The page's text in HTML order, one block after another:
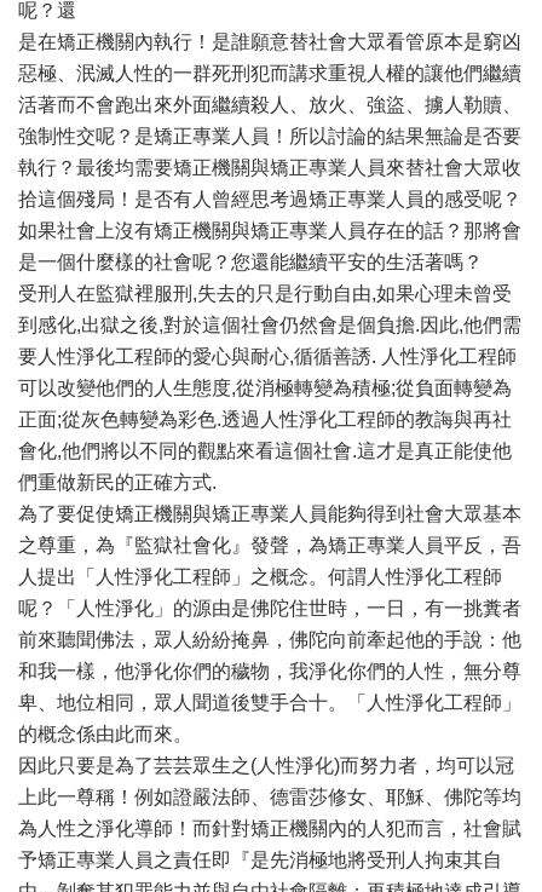
呢？還
是在矯正機關內執行！是誰願意替社會大眾看管原本是窮凶
惡極、泯滅人性的一群死刑犯而講求重視人權的讓他們繼續
活著而不會跑出來外面繼續殺人、放火、強盜、擄人勒贖、
強制性交呢？是矯正專業人員！所以討論的結果無論是否要
執行？最後均需要矯正機關與矯正專業人員來替社會大眾收
拾這個殘局！是否有人曾經思考過矯正專業人員的感受呢？
如果社會上沒有矯正機關與矯正專業人員存在的話？那將會
是一個什麼樣的社會呢？您還能繼續平安的生活著嗎？
受刑人在監獄裡服刑,失去的只是行動自由,如果心理未曾受
到感化,出獄之後,對於這個社會仍然會是個負擔.因此,他們需
要人性淨化工程師的愛心與耐心,循循善誘. 人性淨化工程師
可以改變他們的人生態度,從消極轉變為積極;從負面轉變為
正面;從灰色轉變為彩色.透過人性淨化工程師的教誨與再社
會化,他們將以不同的觀點來看這個社會.這才是真正能使他
們重做新民的正確方式.
為了要促使矯正機關與矯正專業人員能夠得到社會大眾基本
之尊重，為『監獄社會化』發聲，為矯正專業人員平反，吾
人提出「人性淨化工程師」之概念。何謂人性淨化工程師
呢？「人性淨化」的源由是佛陀住世時，一日，有一挑糞者
前來聽聞佛法，眾人紛紛掩鼻，佛陀向前牽起他的手說：他
和我一樣，他淨化你們的穢物，我淨化你們的人性，無分尊
卑、地位相同，眾人聞道後雙手合十。「人性淨化工程師」
的概念係由此而來。
因此只要是為了芸芸眾生之(人性淨化)而努力者，均可以冠
上此一尊稱！例如證嚴法師、德雷莎修女、耶穌、佛陀等均
為人性之淨化導師！而針對矯正機關內的人犯而言，社會賦
予矯正專業人員之責任即『是先消極地將受刑人拘束其自